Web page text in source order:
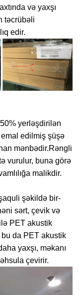
və yaxşı
təcrübəli
edir.
yerləşdirilən
edilmiş şüşə
mənbədir.Rəngli
vurulur, buna görə
malikdir.
şəkildə bir-
sərt, çevik və
PET akustik
da PET akustik
yaxşı, məkanı
çevirir.